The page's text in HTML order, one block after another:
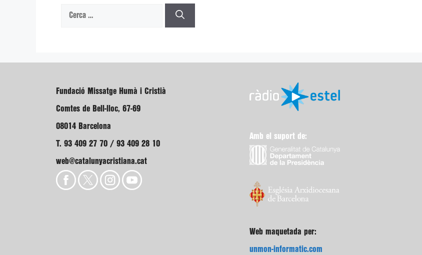
Cerca:
Fundació Missatge Humà i Cristià
Comtes de Bell-lloc, 67-69
08014 Barcelona
T. 93 409 27 70 / 93 409 28 10
web@catalunyacristiana.cat
Amb el suport de:
Web maquetada per:
unmon-informatic.com